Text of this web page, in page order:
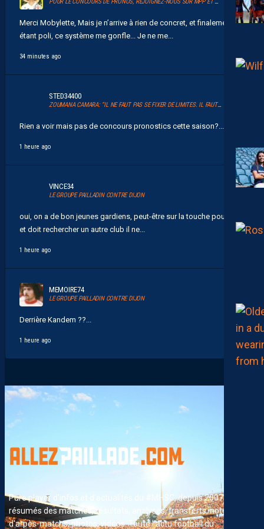
POUR LE CONCOURS DE PRONOS, REJOIGNEZ-NOUS SUR MPP ET GLANEZ LES RÉCOMPENSES !
Merci Mobylette, Mais je n’arrive à rien de concret, et finalement en
étant poli, ce système me gonfle... Je ne me...
34 minutes ago
STED34400
ZOUMANA CAMARA: “IL NE FAUT PAS SE FIXER DE LIMITES. IL FAUT VISER HAUT”
Rien a voir mais pas de concours pronostics cette saison?...
1 heure ago
VINCE34
LE GROUPE PAILLADIN CONTRE DIJON
oui, on a de bon jeunes gardiens, peut-être sur la touche pour lui,
et doit rechercher un autre club il ne...
1 heure ago
MEMOIRE74
LE GROUPE PAILLADIN CONTRE DIJON
Derrière Kandem ??...
1 heure ago
Pure player d'infos et d'actualités du #MHSC, depuis 2007. News,
résumés des matches, résultats, analyses, transferts, notes
d'arpès-matchs, photos, vidéos. Toute l'actu football du